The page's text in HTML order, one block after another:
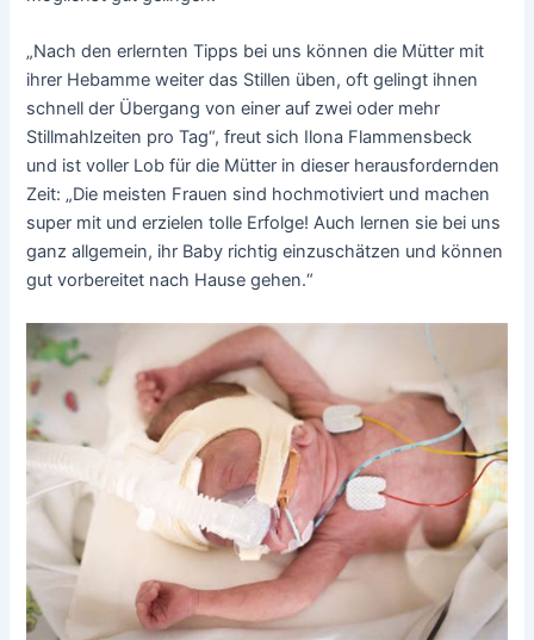
„Nach den erlernten Tipps bei uns können die Mütter mit
ihrer Hebamme weiter das Stillen üben, oft gelingt ihnen
schnell der Übergang von einer auf zwei oder mehr
Stillmahlzeiten pro Tag“, freut sich Ilona Flammensbeck
und ist voller Lob für die Mütter in dieser herausfordernden
Zeit: „Die meisten Frauen sind hochmotiviert und machen
super mit und erzielen tolle Erfolge! Auch lernen sie bei uns
ganz allgemein, ihr Baby richtig einzuschätzen und können
gut vorbereitet nach Hause gehen.“